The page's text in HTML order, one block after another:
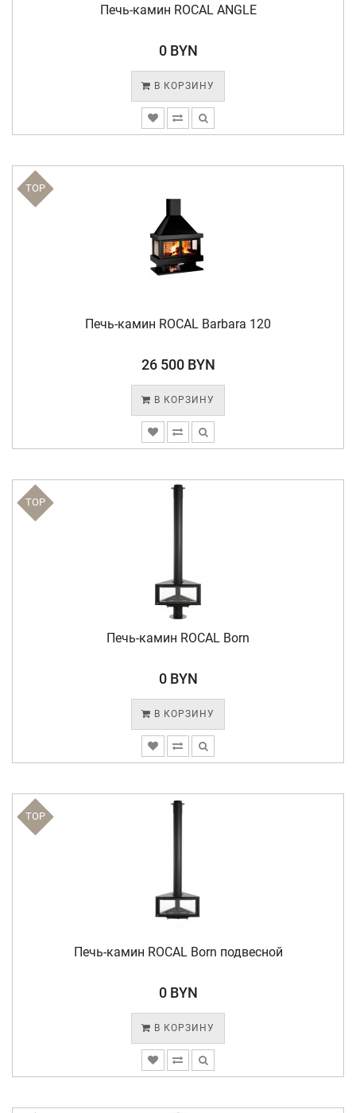
Печь-камин ROCAL ANGLE
0 BYN
В КОРЗИНУ
TOP
Печь-камин ROCAL Barbara 120
26 500 BYN
В КОРЗИНУ
TOP
Печь-камин ROCAL Born
0 BYN
В КОРЗИНУ
TOP
Печь-камин ROCAL Born подвесной
0 BYN
В КОРЗИНУ